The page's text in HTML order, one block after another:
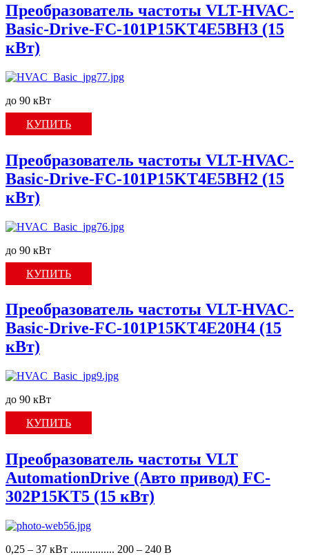
Преобразователь частоты VLT-HVAC-
Basic-Drive-FC-101P15KT4E5BH3 (15
кВт)
до 90 кВт
КУПИТЬ
Преобразователь частоты VLT-HVAC-
Basic-Drive-FC-101P15KT4E5BH2 (15
кВт)
до 90 кВт
КУПИТЬ
Преобразователь частоты VLT-HVAC-
Basic-Drive-FC-101P15KT4E20H4 (15
кВт)
до 90 кВт
КУПИТЬ
Преобразователь частоты VLT
AutomationDrive (Авто привод) FC-
302P15KT5 (15 кВт)
0,25 – 37 кВт ................ 200 – 240 В